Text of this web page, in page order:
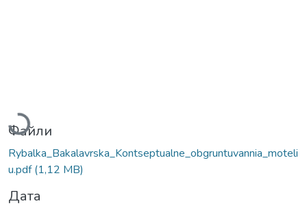
Вантажиться...
Файли
Rybalka_Bakalavrska_Kontseptualne_obgruntuvannia_moteli
u.pdf(1,12 MB)
Дата